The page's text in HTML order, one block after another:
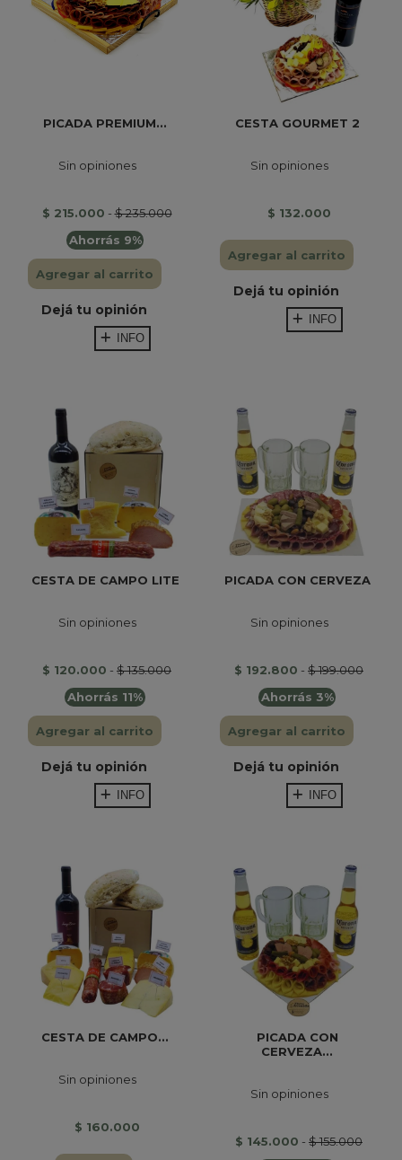
PICADA PREMIUM...
Sin opiniones
$ 215.000 -$ 235.000
Ahorrás 9%
Agregar al carrito
Dejá tu opinión
INFO
CESTA GOURMET 2
Sin opiniones
$ 132.000
Agregar al carrito
Dejá tu opinión
INFO
CESTA DE CAMPO LITE
Sin opiniones
$ 120.000 - $ 135.000
Ahorrás 11%
Agregar al carrito
Dejá tu opinión
INFO
PICADA CON CERVEZA
Sin opiniones
$ 192.800 - $ 199.000
Ahorrás 3%
Agregar al carrito
Dejá tu opinión
INFO
CESTA DE CAMPO...
Sin opiniones
$ 160.000
PICADA CON
CERVEZA...
Sin opiniones
$ 145.000 - $ 155.000